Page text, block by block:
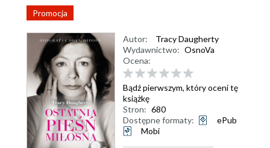
Promocja
Autor:
Tracy Daugherty
Wydawnictwo: OsnoVa
Ocena:
Bądź pierwszym, który oceni tę
książkę
Stron: 680
Dostępne formaty:
ePub
Mobi